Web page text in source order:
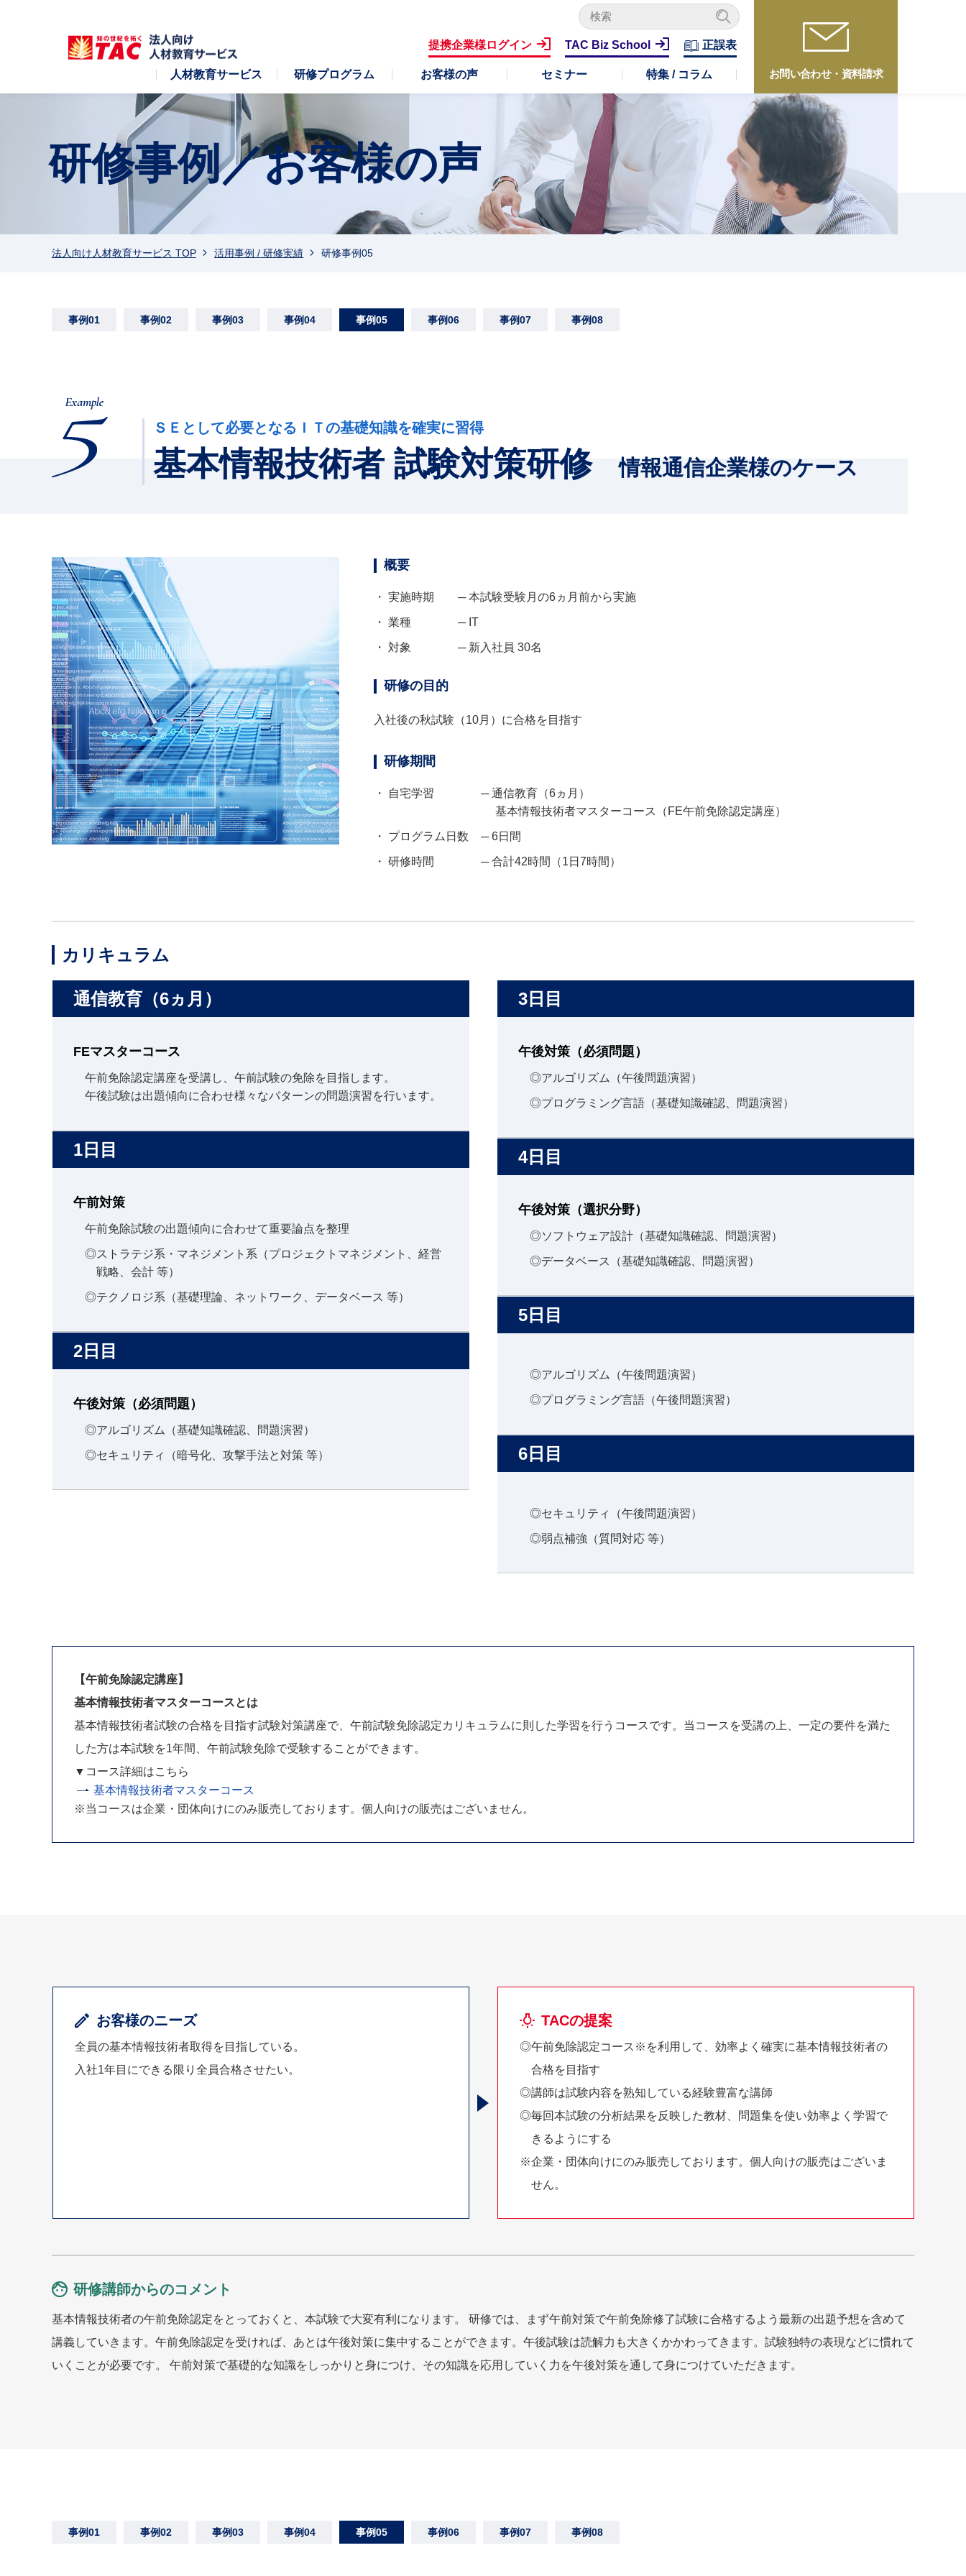
お問い合わせ・資料請求
キ
ー
ワ
人材教育サービス 研修プログラム お客様の声 セミナー 特集 / コラム
提携企業様ログイン TAC Biz School 正誤表
研修事例／お客様の声
法人向け人材教育サービス TOP 活用事例 / 研修実績 研修事例05
事例01 事例02 事例03 事例04 事例05 事例06 事例07 事例08
ＳＥとして必要となるＩＴの基礎知識を確実に習得
基本情報技術者 試験対策研修 情報通信企業様のケース
概要
・ 実施時期 ─ 本試験受験月の6ヵ月前から実施
・ 業種 ─ IT
・ 対象 ─ 新入社員 30名
研修の目的
入社後の秋試験（10月）に合格を目指す
研修期間
・ 自宅学習
─ 通信教育（6ヵ月）
基本情報技術者マスターコース（FE午前免除認定講座）
・ プログラム日数 ─ 6日間
・ 研修時間 ─ 合計42時間（1日7時間）
カリキュラム
通信教育（6ヵ月）
FEマスターコース
午前免除認定講座を受講し、午前試験の免除を目指します。
午後試験は出題傾向に合わせ様々なパターンの問題演習を行います。
1日目
午前対策
午前免除試験の出題傾向に合わせて重要論点を整理
◎ストラテジ系・マネジメント系（プロジェクトマネジメント、経営
戦略、会計 等）
◎テクノロジ系（基礎理論、ネットワーク、データベース 等）
2日目
午後対策（必須問題）
◎アルゴリズム（基礎知識確認、問題演習）
◎セキュリティ（暗号化、攻撃手法と対策 等）
3日目
午後対策（必須問題）
◎アルゴリズム（午後問題演習）
◎プログラミング言語（基礎知識確認、問題演習）
4日目
午後対策（選択分野）
◎ソフトウェア設計（基礎知識確認、問題演習）
◎データベース（基礎知識確認、問題演習）
5日目
◎アルゴリズム（午後問題演習）
◎プログラミング言語（午後問題演習）
6日目
◎セキュリティ（午後問題演習）
◎弱点補強（質問対応 等）
【午前免除認定講座】
基本情報技術者マスターコースとは
基本情報技術者試験の合格を目指す試験対策講座で、午前試験免除認定カリキュラムに則した学習を行うコースです。当コースを受講の上、一定の要件を満た
した方は本試験を1年間、午前試験免除で受験することができます。
▼コース詳細はこちら
基本情報技術者マスターコース
※当コースは企業・団体向けにのみ販売しております。個人向けの販売はございません。
お客様のニーズ
全員の基本情報技術者取得を目指している。
入社1年目にできる限り全員合格させたい。
TACの提案
◎午前免除認定コース※を利用して、効率よく確実に基本情報技術者の
合格を目指す
◎講師は試験内容を熟知している経験豊富な講師
◎毎回本試験の分析結果を反映した教材、問題集を使い効率よく学習で
きるようにする
※企業・団体向けにのみ販売しております。個人向けの販売はございま
せん。
研修講師からのコメント
基本情報技術者の午前免除認定をとっておくと、本試験で大変有利になります。 研修では、まず午前対策で午前免除修了試験に合格するよう最新の出題予想を含めて
講義していきます。午前免除認定を受ければ、あとは午後対策に集中することができます。午後試験は読解力も大きくかかわってきます。試験独特の表現などに慣れて
いくことが必要です。 午前対策で基礎的な知識をしっかりと身につけ、その知識を応用していく力を午後対策を通して身につけていただきます。
事例01 事例02 事例03 事例04 事例05 事例06 事例07 事例08